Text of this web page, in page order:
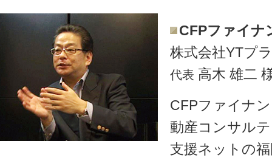
CFPファイナ
株式会社YTプ
代表 高木 雄二
CFPファイナ
動産コンサル
支援ネットの